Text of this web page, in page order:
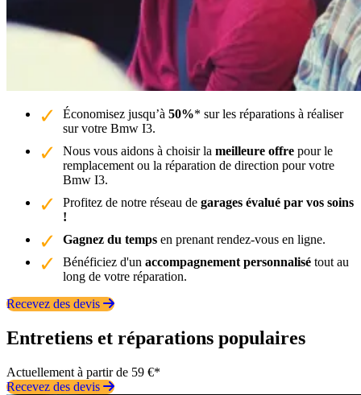
Économisez jusqu’à 50%* sur les réparations à réaliser
sur votre Bmw I3.
Nous vous aidons à choisir la meilleure offre pour le
remplacement ou la réparation de direction pour votre
Bmw I3.
Profitez de notre réseau de garages évalué par vos soins
!
Gagnez du temps en prenant rendez-vous en ligne.
Bénéficiez d'un accompagnement personnalisé tout au
long de votre réparation.
Recevez des devis
Entretiens et réparations populaires
Actuellement à partir de 59 €*
Recevez des devis